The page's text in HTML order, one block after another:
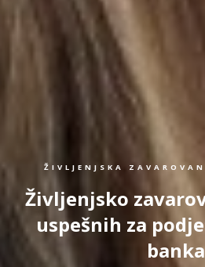
ŽIVLJENJSKA
Življenjsko
uspešnih za
banka